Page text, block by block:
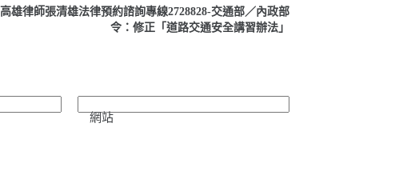
高雄律師張清雄法律預約諮詢專線2728828-交通部／內政部
令：修正「道路交通安全講習辦法」
網站